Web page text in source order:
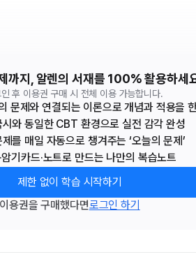
까지, 알렌의 서재를 100% 활용하세
후 이용권 구매 시 전체 이용 가능합니다.
문제와 연결되는 이론으로 개념과 적용을
시와 동일한 CBT 환경으로 실전 감각 완성
를 매일 자동으로 챙겨주는 ‘오늘의 문제’
암기카드·노트로 만드는 나만의 복습노트
제한 없이 학습 시작하기
이용권을 구매했다면로그인 하기